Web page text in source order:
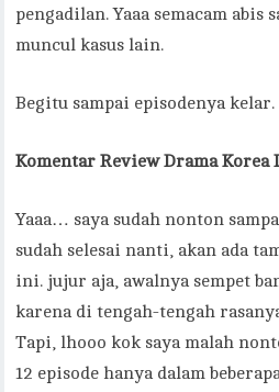
pengadilan. Yaaa semacam abis
muncul kasus lain.
Begitu sampai episodenya kelar.
Komentar Review Drama Korea
Yaaa… saya sudah nonton
sudah selesai nanti, akan ada
ini. jujur aja, awalnya sempet
karena di tengah-tengah
Tapi, lhooo kok saya malah
12 episode hanya dalam